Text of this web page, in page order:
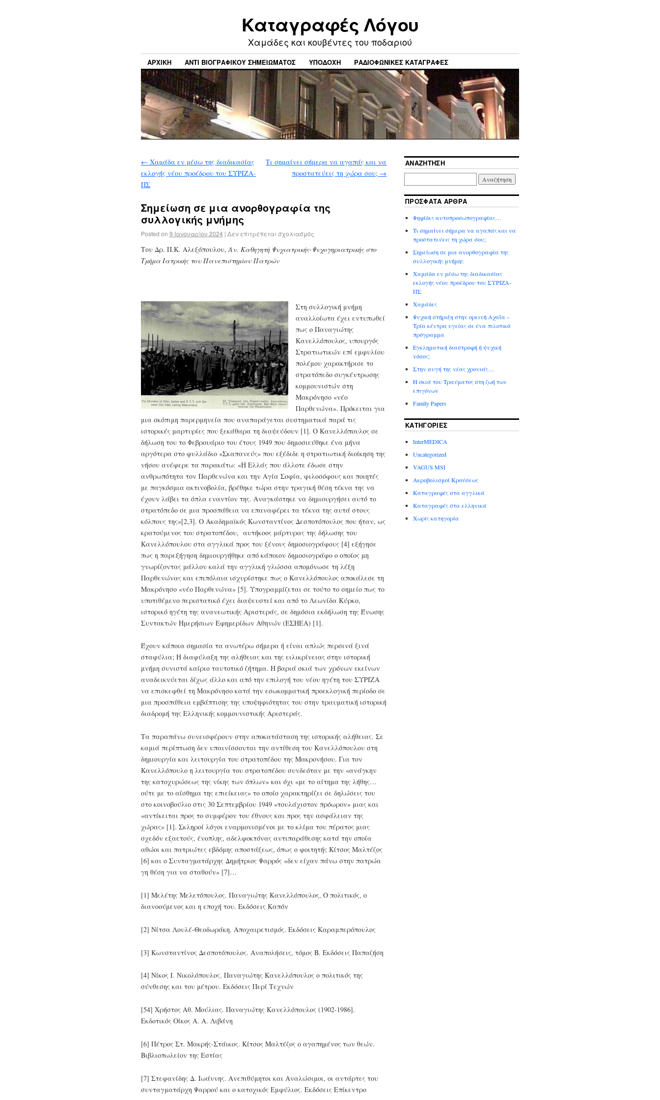
Καταγραφές Λόγου
Xαμάδες και κουβέντες του ποδαριού
ΑΡΧΙΚΉ ΑΝΤΊ ΒΙΟΓΡΑΦΙΚΟΎ ΣΗΜΕΙΏΜΑΤΟΣ ΥΠΟΔΟΧΉ ΡΑΔΙΟΦΩΝΙΚΕΣ ΚΑΤΑΓΡΑΦΕΣ
← Xαμάδα εν μέσω της διαδικασίας
εκλογής νέου προέδρου του ΣΥΡΙΖΑ-
ΠΣ
Τι σημαίνει σήμερα να αγαπάς και να
προστατεύεις τη χώρα σου; →
Σημείωση σε μια ανορθογραφία της
συλλογικής μνήμης
Posted on 9 Ιανουαρίου 2024 | Δεν επιτρέπεται σχολιασμός
Του Δρ. Π.Κ. Αλεξόπουλου,Αν. Καθηγητή Ψυχιατρικής-Ψυχογηριατρικής στο
Τμήμα Ιατρικής του Πανεπιστημίου Πατρών
Στη συλλογική μνήμη
αναλλοίωτα έχει εντυπωθεί
πως ο Παναγιώτης
Κανελλόπουλος, υπουργός
Στρατιωτικών επί εμφυλίου
πολέμου χαρακτήρισε τo
στρατόπεδο συγκέντρωσης
κομμουνιστών στη
Μακρόνησο «νέο
Παρθενώνα». Πρόκειται για
μια σκόπιμη παρερμηνεία που αναπαράγεται συστηματικά παρά τις
ιστορικές μαρτυρίες που ξεκάθαρα τη διαψεύδουν [1]. Ο Κανελλόπουλος σε
δήλωση του το Φεβρουάριο του έτους 1949 που δημοσιεύθηκε ένα μήνα
αργότερα στο φυλλάδιο «Σκαπανεύς» που εξέδιδε η στρατιωτική διοίκηση της
νήσου ανέφερε τα παρακάτω: «Η Ελλάς που άλλοτε έδωσε στην
ανθρωπότητα τον Παρθενώνα και την Αγία Σοφία, φιλοσόφους και ποιητές
με παγκόσμια ακτινοβολία, βρέθηκε τώρα στην τραγική θέση τέκνα της να
έχουν λάβει τα όπλα εναντίον της. Αναγκάστηκε να δημιουργήσει αυτό το
στρατόπεδο σε μια προσπάθεια να επαναφέρει τα τέκνα της αυτά στους
κόλπους της»[2,3]. Ο Ακαδημαϊκός Κωνσταντίνος Δεσποτόπουλος που ήταν, ως
κρατούμενος του στρατοπέδου, αυτήκοος μάρτυρας της δήλωσης του
Κανελλόπουλου στα αγγλικά προς του ξένους δημοσιογράφους [4] εξήγησε
πως η παρεξήγηση δημιουργήθηκε από κάποιον δημοσιογράφο ο οποίος μη
γνωρίζοντας μάλλον καλά την αγγλική γλώσσα απομόνωσε τη λέξη
Παρθενώνας και επιπόλαια ισχυρίστηκε πως ο Κανελλόπουλος αποκάλεσε τη
Μακρόνησο «νέο Παρθενώνα» [5]. Υπογραμμίζεται σε τούτο το σημείο πως το
υποτιθέμενο περιστατικό έχει διαψευστεί και από το Λεωνίδα Κύρκο,
ιστορικό ηγέτη της ανανεωτικής Αριστεράς, σε δημόσια εκδήλωση της Ένωσης
Συντακτών Ημερήσιων Εφημερίδων Αθηνών (ΕΣΗΕΑ) [1].
Έχουν κάποια σημασία τα ανωτέρω σήμερα ή είναι απλώς περσινά ξινά
σταφύλια; Η διαφύλαξη της αλήθειας και της ειλικρίνειας στην ιστορική
μνήμη συνιστά καίριο ταυτοτικό ζήτημα. Η βαριά σκιά των χρόνων εκείνων
αναδεικνύεται δίχως άλλο και από την επιλογή του νέου ηγέτη του ΣΥΡΙΖΑ
να επισκεφθεί τη Μακρόνησο κατά την εσωκομματική προεκλογική περίοδο σε
μια προσπάθεια εμβάπτισης της υποψηφιότητας του στην τραυματική ιστορική
διαδρομή της Ελληνικής κομμουνιστικής Αριστεράς.
Τα παραπάνω συνεισφέρουν στην αποκατάσταση της ιστορικής αλήθειας. Σε
καμιά περίπτωση δεν υπαινίσσονται την αντίθεση του Κανελλόπουλου στη
δημιουργία και λειτουργία του στρατοπέδου της Μακρονήσου. Για τον
Κανελλόπουλο η λειτουργία του στρατοπέδου συνδεόταν με την «ανάγκην
της κατοχυρώσεως της νίκης των όπλων» και όχι «με το αίτημα της λήθης…
ούτε με το αίσθημα της επιείκειας» το οποίο χαρακτηρίζει σε δηλώσεις του
στο κοινοβούλιο στις 30 Σεπτεμβρίου 1949 «τουλάχιστον πρόωρον» μιας και
«αντίκειται προς το συμφέρον του έθνους και προς την ασφάλειαν της
χώρας» [1]. Σκληροί λόγοι εναρμονισμένοι με το κλίμα του πέρατος μιας
σχεδόν εξαετούς, ένοπλης, αδελφοκτόνας αντιπαράθεσης κατά την οποία
αθώοι και πατριώτες εβδόμης αποστάξεως, όπως ο φοιτητής Κίτσος Μαλτέζος
[6] και ο Συνταγματάρχης Δημήτριος Ψαρρός «δεν είχαν πάνω στην πατρώα
γη θέση για να σταθούν» [7]…
[1] Μελέτης Μελετόπουλος. Παναγιώτης Κανελλόπουλος, Ο πολιτικός, ο
διανοούμενος και η εποχή του. Εκδόσεις Καπόν
[2] Νίτσα Λουλέ-Θεοδωράκη. Αποχαιρετισμός. Εκδόσεις Καραμπερόπουλος
[3] Κωνσταντίνος Δεσποτόπουλος. Αναπολήσεις, τόμος Β. Εκδόσεις Παπαζήση
[4] Νίκος Ι. Νικολόπουλος. Παναγιώτης Κανελλόπουλος ο πολιτικός της
σύνθεσης και του μέτρου. Εκδόσεις Περί Τεχνών
[54] Xρήστος Αθ. Μούλιας. Παναγιώτης Κανελλόπουλος (1902-1986].
Εκδοτικός Οίκος Α. Α. Λιβάνη
[6] Πέτρος Στ. Μακρής-Στάικος. Κίτσος Μαλτέζος ο αγαπημένος των θεών.
Βιβλιοπωλείον της Εστίας
[7] Στεφανίδης Δ. Ιωάννης. Ανεπιθύμητοι και Αναλώσιμοι, οι αντάρτες του
συνταγματάρχη Ψαρρού και ο κατοχικός Εμφύλιος. Εκδόσεις Επίκεντρο
ΑΝΑΖΉΤΗΣΗ
ΠΡΌΣΦΑΤΑ ΆΡΘΡΑ
Ψηφίδες αυτοπροσωπογραφίας…
Τι σημαίνει σήμερα να αγαπάς και να
προστατεύεις τη χώρα σου;
Σημείωση σε μια ανορθογραφία της
συλλογικής μνήμης
Xαμάδα εν μέσω της διαδικασίας
εκλογής νέου προέδρου του ΣΥΡΙΖΑ-
ΠΣ
Xαμάδες
Ψυχική στήριξη στην ορεινή Αχαΐα –
Τρία κέντρα υγείας σε ένα πιλοτικό
πρόγραμμα
Εγκληματική διαστροφή ή ψυχική
νόσος;
Στην αυγή της νέας χρονιάς…
Η σκιά του Τραύματος στη ζωή των
επιγόνων
Family Papers
KΑΤΗΓΟΡΊΕΣ
InterMEDICA
Uncategorized
VAGUS MSI
Ακροβολισμοί Κρούσεως
Καταγραφές στα αγγλικά
Καταγραφές στα ελληνικά
Χωρίς κατηγορία